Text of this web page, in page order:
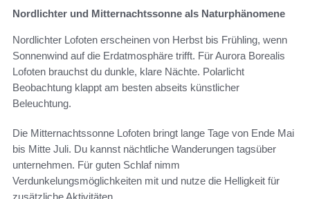
Nordlichter und Mitternachtssonne als Naturphänomene
Nordlichter Lofoten erscheinen von Herbst bis Frühling, wenn
Sonnenwind auf die Erdatmosphäre trifft. Für Aurora Borealis
Lofoten brauchst du dunkle, klare Nächte. Polarlicht
Beobachtung klappt am besten abseits künstlicher
Beleuchtung.
Die Mitternachtssonne Lofoten bringt lange Tage von Ende Mai
bis Mitte Juli. Du kannst nächtliche Wanderungen tagsüber
unternehmen. Für guten Schlaf nimm
Verdunkelungsmöglichkeiten mit und nutze die Helligkeit für
zusätzliche Aktivitäten.